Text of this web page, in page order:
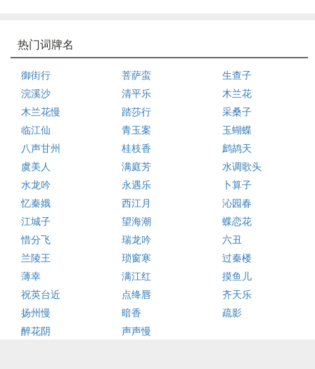
热门词牌名
御街行 菩萨蛮
生查子
浣溪沙
清平乐
木兰花
木兰花慢
踏莎行
采桑子
临江仙
青玉案
玉蝴蝶
八声甘州
桂枝香
鹧鸪天
虞美人
满庭芳
水调歌头
水龙吟
永遇乐
卜算子
忆秦娥
西江月
沁园春
江城子
望海潮
蝶恋花
惜分飞
瑞龙吟
六丑
兰陵王
琐窗寒
过秦楼
薄幸
满江红
摸鱼儿
祝英台近
点绛唇
齐天乐
扬州慢
暗香
疏影
醉花阴
声声慢